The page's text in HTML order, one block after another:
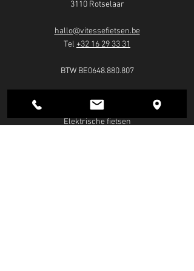
3110 Rotselaar
hallo@vitessefietsen.be
Tel +32 16 29 33 31
BTW BE0648.880.807
FIETSEN
Elektrische fietsen